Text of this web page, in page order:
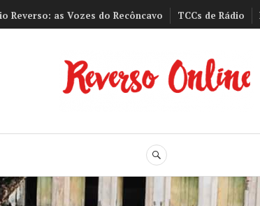
Reverso: as Vozes do Recôncavo TCCs de Rádio
Reverso
BUSCA